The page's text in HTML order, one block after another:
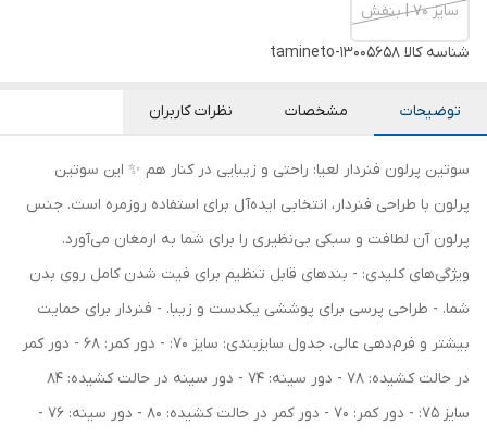
سایز 70 | بنفش
شناسه کالا tamineto-13005658
توضیحات مشخصات نظرات کاربران
سوتین پرلون فنردار لعیا: راحتی و زیبایی در کنار هم ✨ این سوتین
پرلون با طراحی فنردار، انتخابی ایده‌آل برای استفاده روزمره است. جنس
پرلون آن لطافت و سبکی بی‌نظیری را برای شما به ارمغان می‌آورد.
ویژگی‌های کلیدی: - بندهای قابل تنظیم برای فیت شدن کامل روی بدن
شما. - طراحی پرسی برای پوششی یکدست و زیبا. - فنردار برای حمایت
بیشتر و فرم‌دهی عالی. جدول سایزبندی: سایز 70: - دور کمر: 68 - دور کمر
در حالت کشیده: 78 - دور سینه: 74 - دور سینه در حالت کشیده: 84
سایز 75: - دور کمر: 70 - دور کمر در حالت کشیده: 80 - دور سینه: 76 -